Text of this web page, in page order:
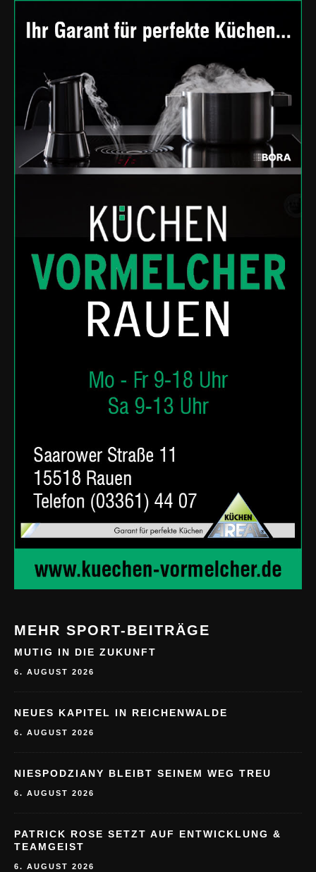
MEHR SPORT-BEITRÄGE
MUTIG IN DIE ZUKUNFT
6. AUGUST 2026
NEUES KAPITEL IN REICHENWALDE
6. AUGUST 2026
NIESPODZIANY BLEIBT SEINEM WEG TREU
6. AUGUST 2026
PATRICK ROSE SETZT AUF ENTWICKLUNG &
TEAMGEIST
6. AUGUST 2026